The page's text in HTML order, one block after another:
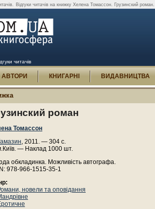
Відгуки читачів на книжку Хелена Томассон. Грузинский
читачів
АВТОРИ КНИГАРНІ ВИДАВНИЦТВА
роман
Томассон
, 2011. — 304 с.
— Наклад 1000 шт.
обкладинка. Можливість автографа.
978-966-1515-35-1
новели та оповідання